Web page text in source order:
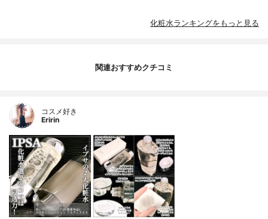
化粧水ランキングをもっと見る
関連おすすめクチコミ
コスメ好き
Eririn